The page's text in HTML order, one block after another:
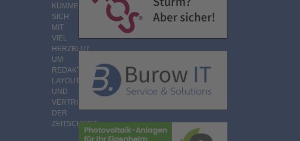
KÜMMERT
SICH
MIT
VIEL
HERZBLUT
UM
REDAKTION,
LAYOUT
UND
VERTRIEB
DER
ZEITSCHRIFT.